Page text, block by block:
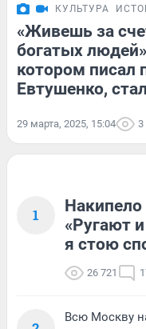
КУЛЬТУРА
«Живешь за
богатых
котором писал
Евтушенко,
29 марта, 2025, 15:04 3
1
«Ругают
я стою
26 721
Всю Москву